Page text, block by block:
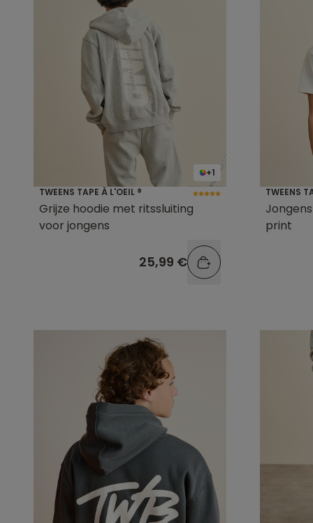
+1
TWEENS TAPE À L'OEIL ®
Grijze hoodie met ritssluiting
voor jongens
25,99 €
TWEENS
print